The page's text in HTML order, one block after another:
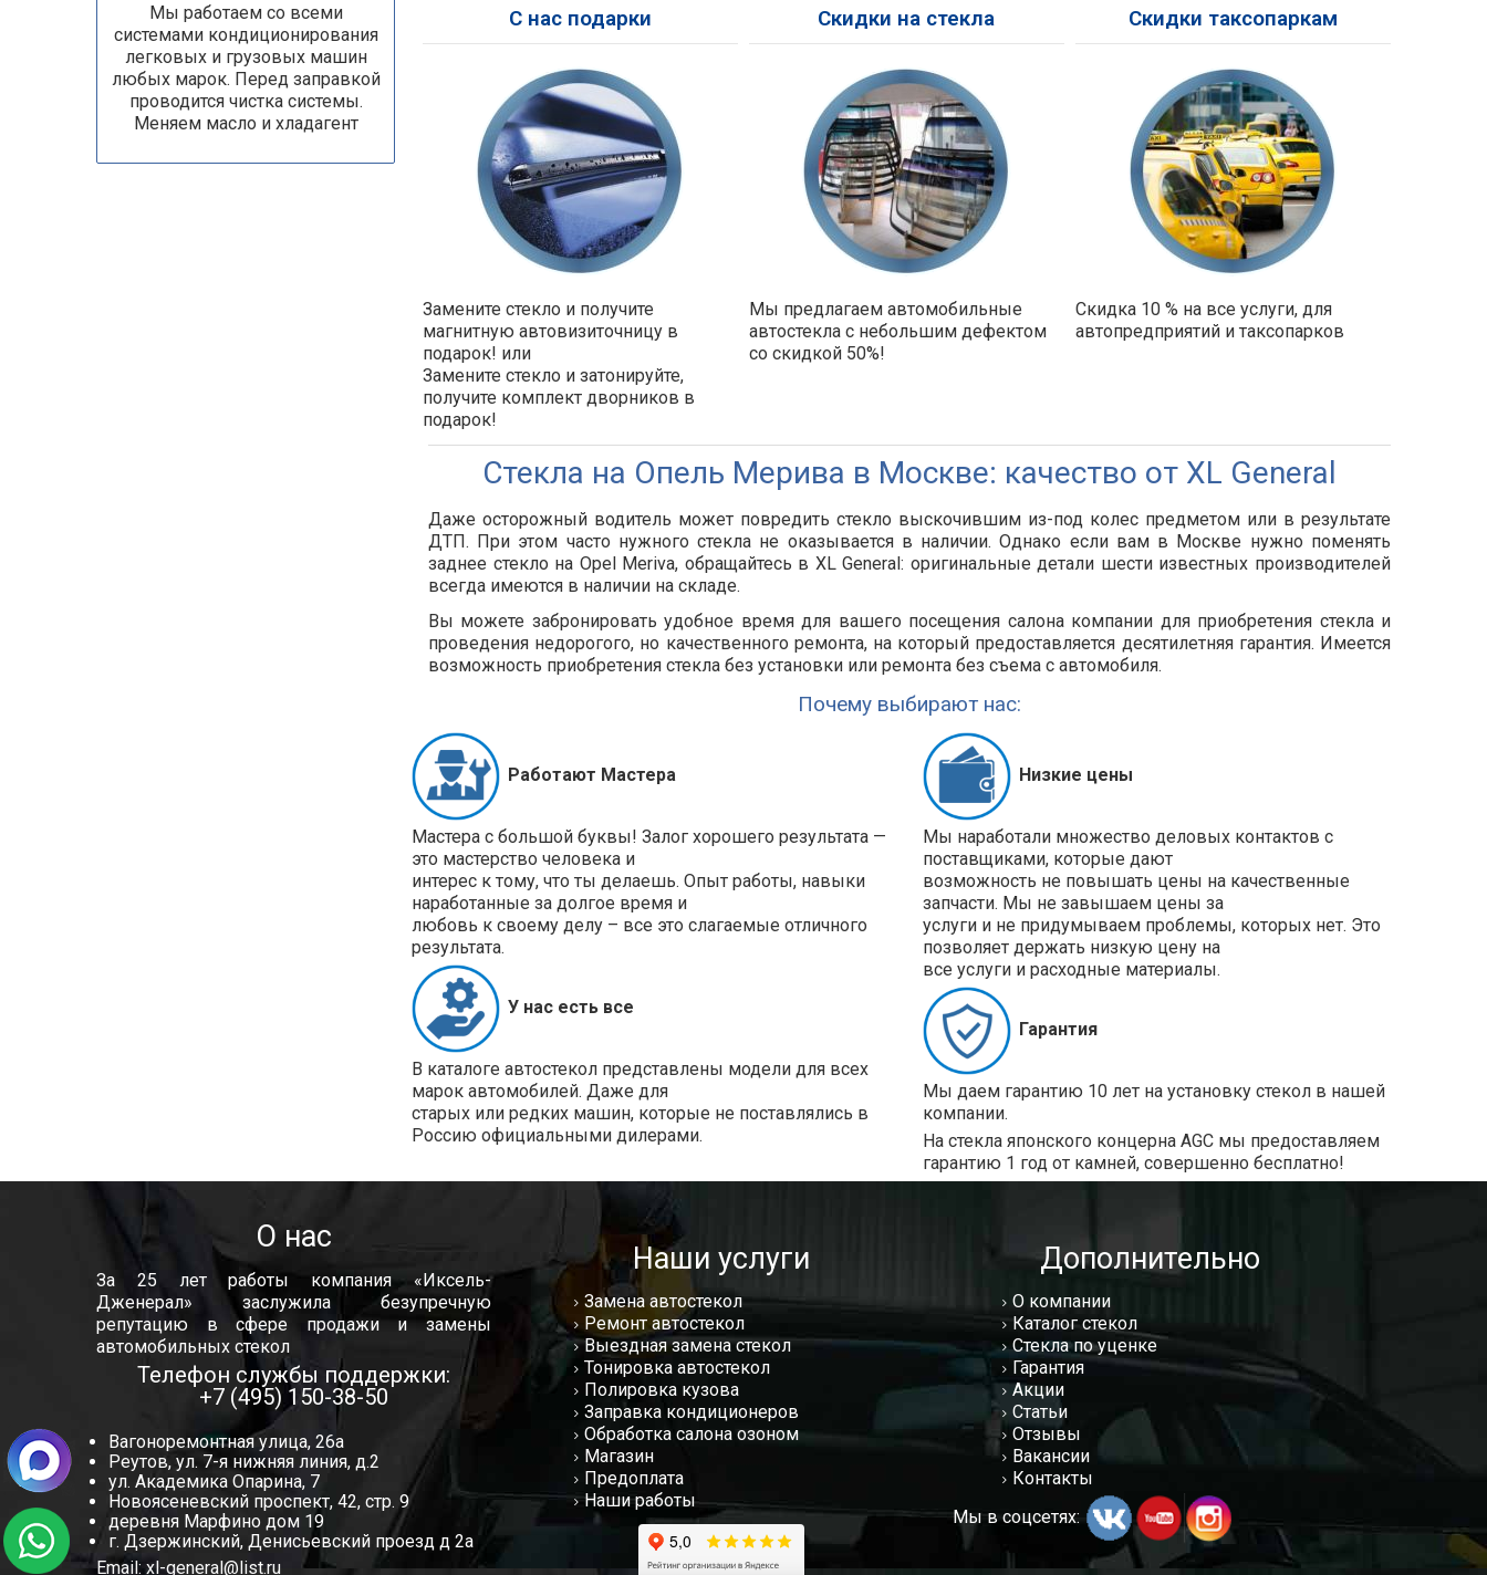
Мы работаем со всеми
системами кондиционирования
легковых и грузовых машин
любых марок. Перед заправкой
проводится чистка системы.
Меняем масло и хладагент
С нас подарки
Замените стекло и получите
магнитную автовизиточницу в
подарок! или
Замените стекло и затонируйте,
получите комплект дворников в
подарок!
Скидки на стекла
Мы предлагаем автомобильные
автостекла с небольшим дефектом
со скидкой 50%!
Скидки таксопаркам
Скидка 10 % на все услуги, для
автопредприятий и таксопарков
Стекла на Опель Мерива в Москве: качество от XL General
Даже осторожный водитель может повредить стекло выскочившим из-под колес предметом или в результате
ДТП. При этом часто нужного стекла не оказывается в наличии. Однако если вам в Москве нужно поменять
заднее стекло на Opel Meriva, обращайтесь в XL General: оригинальные детали шести известных производителей
всегда имеются в наличии на складе.
Вы можете забронировать удобное время для вашего посещения салона компании для приобретения стекла и
проведения недорогого, но качественного ремонта, на который предоставляется десятилетняя гарантия. Имеется
возможность приобретения стекла без установки или ремонта без съема с автомобиля.
Почему выбирают нас:
Работают Мастера
Мастера с большой буквы! Залог хорошего результата —
это мастерство человека и
интерес к тому, что ты делаешь. Опыт работы, навыки
наработанные за долгое время и
любовь к своему делу – все это слагаемые отличного
результата.
У нас есть все
В каталоге автостекол представлены модели для всех
марок автомобилей. Даже для
старых или редких машин, которые не поставлялись в
Россию официальными дилерами.
Низкие цены
Мы наработали множество деловых контактов с
поставщиками, которые дают
возможность не повышать цены на качественные
запчасти. Мы не завышаем цены за
услуги и не придумываем проблемы, которых нет. Это
позволяет держать низкую цену на
все услуги и расходные материалы.
Гарантия
Мы даем гарантию 10 лет на установку стекол в нашей
компании.
На стекла японского концерна AGC мы предоставляем
гарантию 1 год от камней, совершенно бесплатно!
О нас
За 25 лет работы компания «Иксель-
Дженерал» заслужила безупречную
репутацию в сфере продажи и замены
автомобильных стекол
Телефон службы поддержки:
+7 (495) 150-38-50
Вагоноремонтная улица, 26а
Реутов, ул. 7-я нижняя линия, д.2
ул. Академика Опарина, 7
Новоясеневский проспект, 42, стр. 9
деревня Марфино дом 19
г. Дзержинский, Денисьевский проезд д 2а
Email: xl-general@list.ru
Наши услуги
Замена автостекол
Ремонт автостекол
Выездная замена стекол
Тонировка автостекол
Полировка кузова
Заправка кондиционеров
Обработка салона озоном
Магазин
Предоплата
Наши работы
Дополнительно
О компании
Каталог стекол
Стекла по уценке
Гарантия
Акции
Статьи
Отзывы
Вакансии
Контакты
Мы в соцсетях: